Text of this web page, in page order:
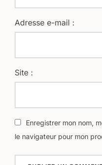
Adresse e-mail :
Site :
Enregistrer mon nom,
le navigateur pour mon